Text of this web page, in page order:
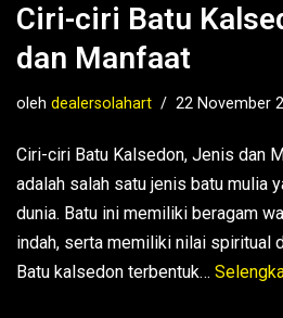
Ciri-ciri Batu
dan Manfaat
oleh dealersolahart 22 November
Ciri-ciri Batu Kalsedon, Jenis dan
adalah salah satu jenis batu mulia
dunia. Batu ini memiliki beragam
indah, serta memiliki nilai spiritual
Batu kalsedon terbentuk…